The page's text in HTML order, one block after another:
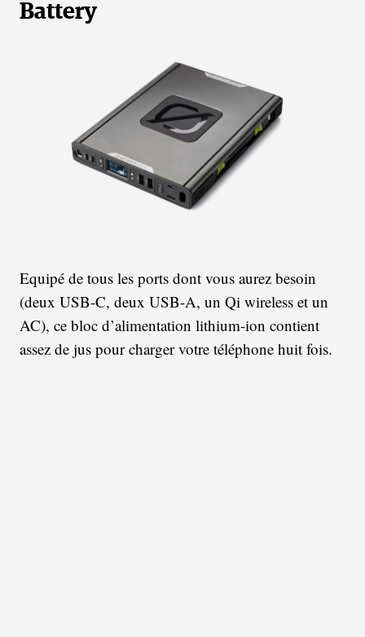
Battery
Equipé de tous les ports dont vous aurez besoin
(deux USB-C, deux USB-A, un Qi wireless et un
AC), ce bloc d’alimentation lithium-ion contient
assez de jus pour charger votre téléphone huit fois.